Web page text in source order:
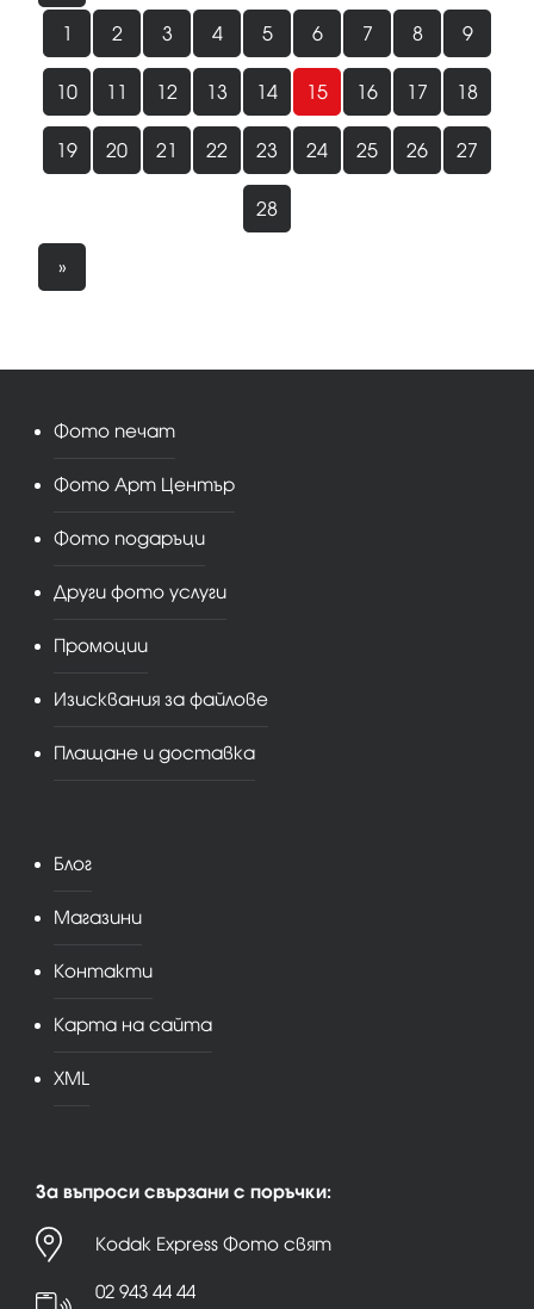
1 2 3 4 5 6 7 8 9
10 11 12 13 14 15 16 17 18
19 20 21 22 23 24 25 26 27
28
»
Фото печат
Фото Арт Център
Фото подаръци
Други фото услуги
Промоции
Изисквания за файлове
Плащане и доставка
Блог
Магазини
Контакти
Карта на сайта
XML
За въпроси свързани с поръчки:
Kodak Express Фото свят
02 943 44 44